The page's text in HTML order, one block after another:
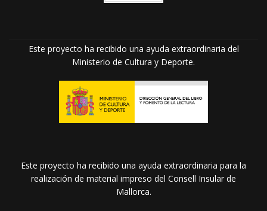
Este proyecto ha recibido una ayuda extraordinaria del
Ministerio de Cultura y Deporte.
Este proyecto ha recibido una ayuda extraordinaria para la
realización de material impreso del Consell Insular de
Mallorca.